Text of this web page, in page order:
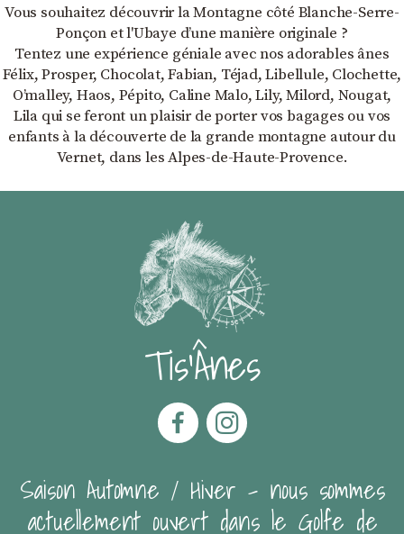
Vous souhaitez découvrir la Montagne côté Blanche-Serre-
Ponçon et l'Ubaye dʼune manière originale ?
Tentez une expérience géniale avec nos adorables ânes
Félix, Prosper, Chocolat, Fabian, Téjad, Libellule, Clochette,
Oʼmalley, Haos, Pépito, Caline Malo, Lily, Milord, Nougat,
Lila qui se feront un plaisir de porter vos bagages ou vos
enfants à la découverte de la grande montagne autour du
Vernet, dans les Alpes-de-Haute-Provence.
Tis'Ânes
Saison Automne / Hiver - nous sommes
actuellement ouvert dans le Golfe de